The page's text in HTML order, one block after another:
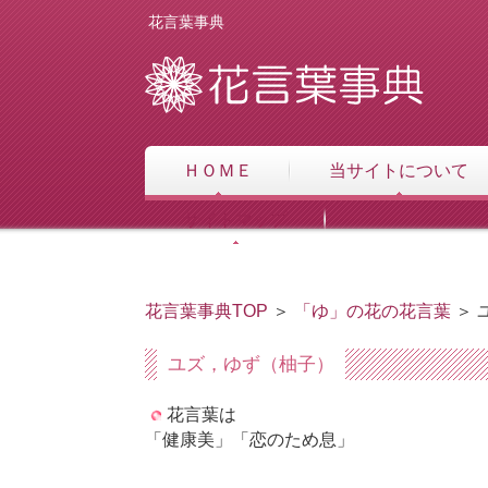
花言葉事典
ＨＯＭＥ 当サイトについて
サイトマップ
花言葉事典TOP ＞ 「ゆ」の花の花言葉 ＞
ユズ，ゆず（柚子）
花言葉は
「健康美」「恋のため息」